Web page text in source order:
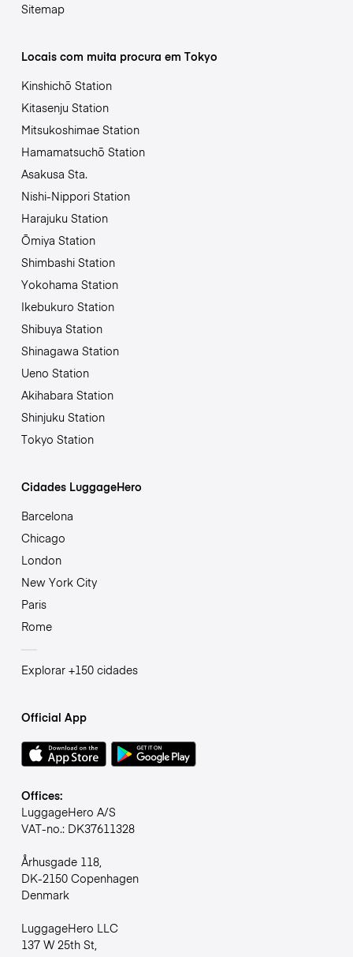
Sitemap
Locais com muita procura em Tokyo
Kinshichō Station
Kitasenju Station
Mitsukoshimae Station
Hamamatsuchō Station
Asakusa Sta.
Nishi-Nippori Station
Harajuku Station
Ōmiya Station
Shimbashi Station
Yokohama Station
Ikebukuro Station
Shibuya Station
Shinagawa Station
Ueno Station
Akihabara Station
Shinjuku Station
Tokyo Station
Cidades LuggageHero
Barcelona
Chicago
London
New York City
Paris
Rome
Explorar +150 cidades
Official App
Offices:
LuggageHero A/S
VAT-no.: DK37611328
Århusgade 118,
DK-2150 Copenhagen
Denmark
LuggageHero LLC
137 W 25th St,